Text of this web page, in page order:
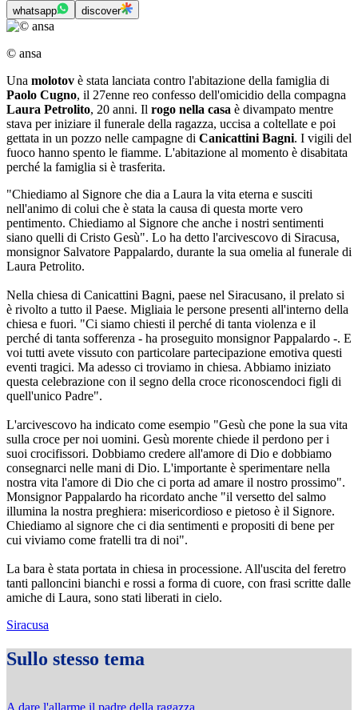
whatsapp discover
© ansa
Una molotov è stata lanciata contro l'abitazione della famiglia di
Paolo Cugno, il 27enne reo confesso dell'omicidio della compagna
Laura Petrolito, 20 anni. Il rogo nella casa è divampato mentre
stava per iniziare il funerale della ragazza, uccisa a coltellate e poi
gettata in un pozzo nelle campagne di Canicattini Bagni. I vigili del
fuoco hanno spento le fiamme. L'abitazione al momento è disabitata
perché la famiglia si è trasferita.
"Chiediamo al Signore che dia a Laura la vita eterna e susciti
nell'animo di colui che è stata la causa di questa morte vero
pentimento. Chiediamo al Signore che anche i nostri sentimenti
siano quelli di Cristo Gesù". Lo ha detto l'arcivescovo di Siracusa,
monsignor Salvatore Pappalardo, durante la sua omelia al funerale di
Laura Petrolito.
Nella chiesa di Canicattini Bagni, paese nel Siracusano, il prelato si
è rivolto a tutto il Paese. Migliaia le persone presenti all'interno della
chiesa e fuori. "Ci siamo chiesti il perché di tanta violenza e il
perché di tanta sofferenza - ha proseguito monsignor Pappalardo -. E
voi tutti avete vissuto con particolare partecipazione emotiva questi
eventi tragici. Ma adesso ci troviamo in chiesa. Abbiamo iniziato
questa celebrazione con il segno della croce riconoscendoci figli di
quell'unico Padre".
L'arcivescovo ha indicato come esempio "Gesù che pone la sua vita
sulla croce per noi uomini. Gesù morente chiede il perdono per i
suoi crocifissori. Dobbiamo credere all'amore di Dio e dobbiamo
consegnarci nelle mani di Dio. L'importante è sperimentare nella
nostra vita l'amore di Dio che ci porta ad amare il nostro prossimo".
Monsignor Pappalardo ha ricordato anche "il versetto del salmo
illumina la nostra preghiera: misericordioso e pietoso è il Signore.
Chiediamo al signore che ci dia sentimenti e propositi di bene per
cui viviamo come fratelli tra di noi".
La bara è stata portata in chiesa in processione. All'uscita del feretro
tanti palloncini bianchi e rossi a forma di cuore, con frasi scritte dalle
amiche di Laura, sono stati liberati in cielo.
Siracusa
Sullo stesso tema
A dare l'allarme il padre della ragazza